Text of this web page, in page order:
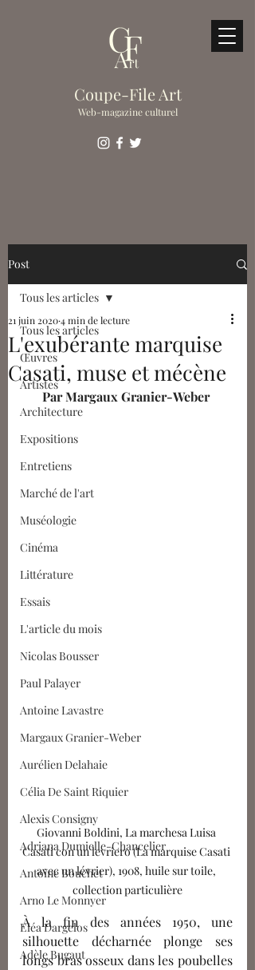
Coupe-File Art
Web-magazine culturel
Post
Tous les articles
Œuvres
Artistes
Architecture
Expositions
Entretiens
Marché de l'art
Muséologie
Cinéma
Littérature
Essais
L'article du mois
Nicolas Bousser
Paul Palayer
Antoine Lavastre
Margaux Granier-Weber
Aurélien Delahaie
Célia De Saint Riquier
Alexis Consigny
Adriana Dumielle-Chancelier
Antoine Bouchet
Arno Le Monnyer
Eléa Dargelos
Adèle Bugaut
Tous les articles
L'exubérante marquise
Casati, muse et mécène
21 juin 20204 min de lecture
Par Margaux Granier-Weber
Giovanni Boldini, La marchesa Luisa
Casati con un levriero (La marquise Casati
avec un lévrier), 1908, huile sur toile,
collection particulière
À la fin des années 1950, une
silhouette décharnée plonge ses
longs bras osseux dans les poubelles